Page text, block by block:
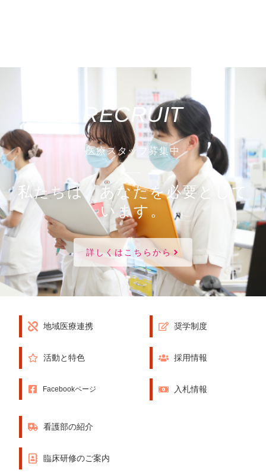
RECRUIT
医療スタッフ募集中
私たちは、あなたを必要として
います。
詳しくはこちらから
地域医療連携
活動と特色
Facebookページ
奨学制度
採用情報
入札情報
看護部の紹介
臨床研修のご案内